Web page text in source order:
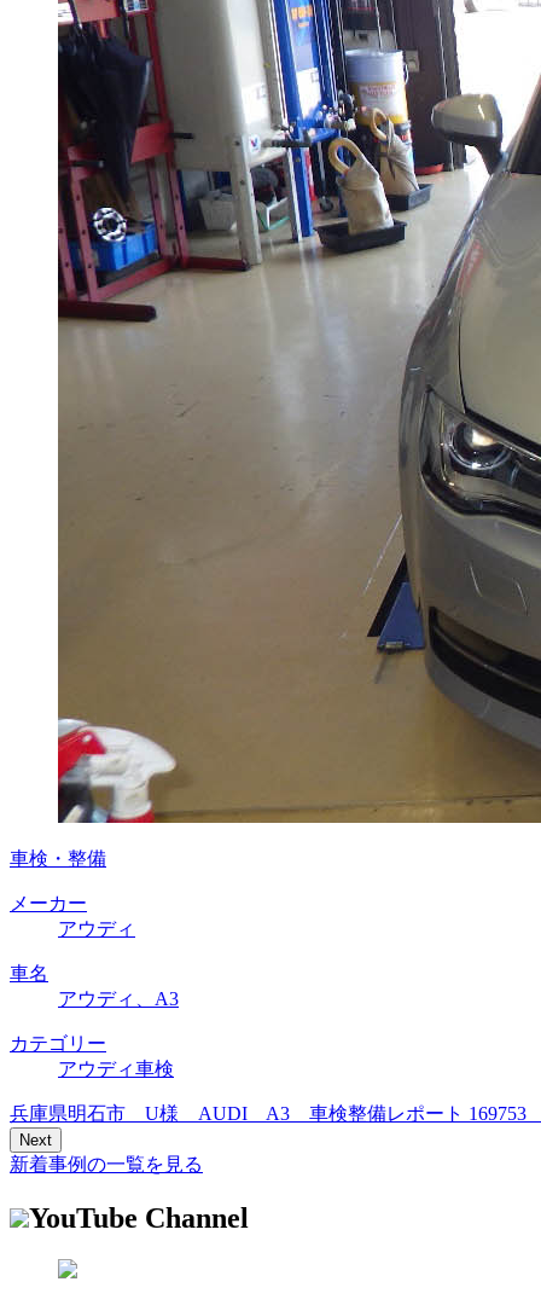
車検・整備
メーカー
アウディ
車名
アウディ、A3
カテゴリー
アウディ車検
兵庫県明石市 U様 AUDI A3 車検整備レポート 169753
Next
新着事例の一覧を見る
YouTube Channel